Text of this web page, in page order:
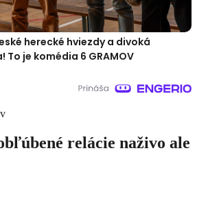
herecké hviezdy a divoká
je komédia 6 GRAMOV
relácie naživo ale